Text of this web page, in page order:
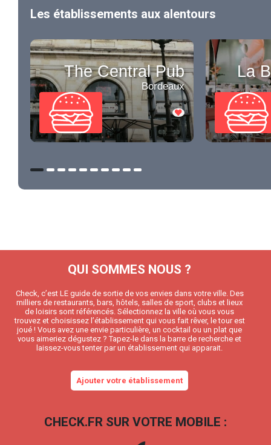
Les établissements aux alentours
The Central Pub
Bordeaux
La
QUI SOMMES NOUS ?
Check, c’est LE guide de sortie de vos envies dans votre ville. Des
milliers de restaurants, bars, hôtels, salles de sport, clubs et lieux
de loisirs sont référencés. Sélectionnez la ville où vous vous
trouvez et choisissez l’établissement qui vous fait rêver, le tour est
joué ! Vous avez une envie particulière, un cocktail ou un plat que
vous aimeriez dégustez ? Tapez-le dans la barre de recherche et
laissez-vous tenter par un établissement qui apparait.
Ajouter votre établissement
CHECK.FR SUR VOTRE MOBILE :